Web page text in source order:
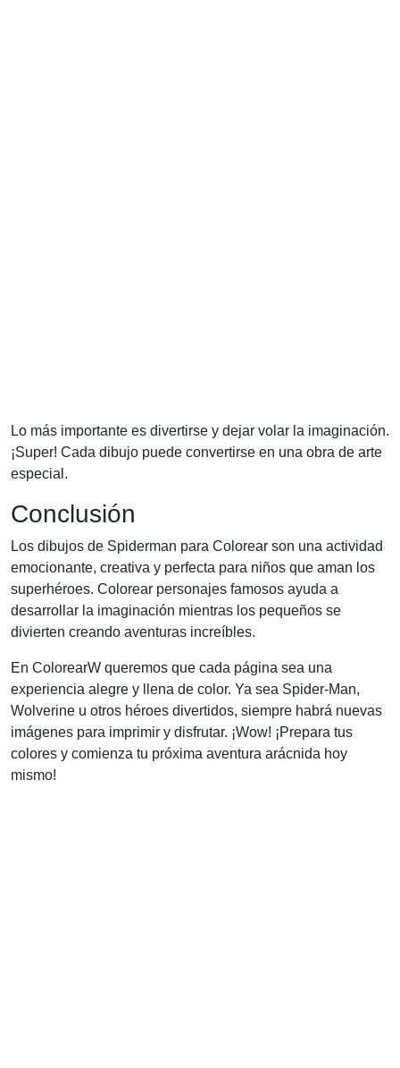
Lo más importante es divertirse y dejar volar la imaginación.
¡Super! Cada dibujo puede convertirse en una obra de arte
especial.
Conclusión
Los dibujos de Spiderman para Colorear son una actividad
emocionante, creativa y perfecta para niños que aman los
superhéroes. Colorear personajes famosos ayuda a
desarrollar la imaginación mientras los pequeños se
divierten creando aventuras increíbles.
En ColorearW queremos que cada página sea una
experiencia alegre y llena de color. Ya sea Spider-Man,
Wolverine u otros héroes divertidos, siempre habrá nuevas
imágenes para imprimir y disfrutar. ¡Wow! ¡Prepara tus
colores y comienza tu próxima aventura arácnida hoy
mismo!